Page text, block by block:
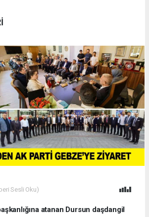
Sesli Oku)
atanan Dursun daşdangil